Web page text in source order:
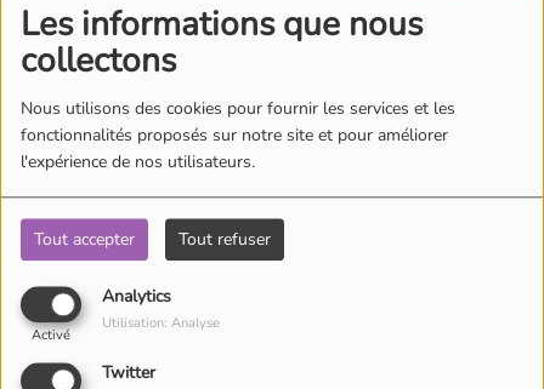
Les informations que nous
collectons
Nous utilisons des cookies pour fournir les services et les
fonctionnalités proposés sur notre site et pour améliorer
l'expérience de nos utilisateurs.
Tout accepter Tout refuser
Analytics
Activé
Utilisation: Analyse
Twitter
Pitchoun Rédac
Qui sommes-nous ?
Contact
moment ! Retrouvez aussi des bons plans partout en France !